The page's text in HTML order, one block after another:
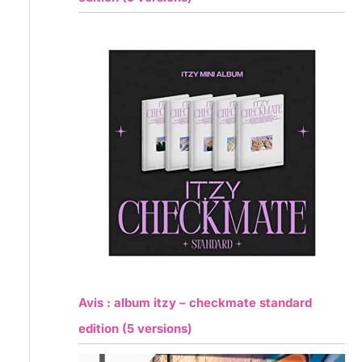
Avis : album itzy – checkmate standard
edition (5 versions)